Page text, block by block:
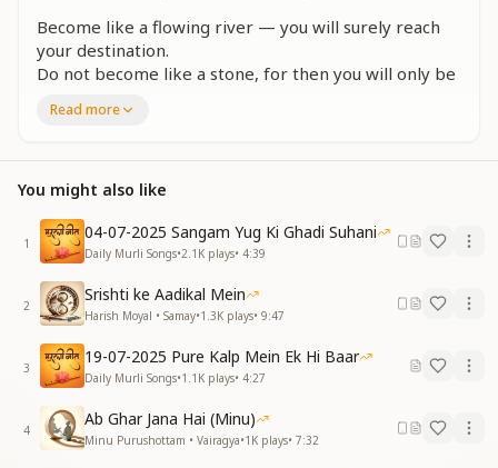
Become like a flowing river — you will surely reach
your destination.
Do not become like a stone, for then you will only be
Become like a river, ever moving, and your goal will
Do not turn into a hardened stone, for you will only
suffer blows along your path.
The one who rose as the sun illuminated the whole
world.
Now little time remains — do not delay, my brother.
Now little time remains — do not delay, my brother.
कुछ परोपकार जरूरी है हर नेक सयाने का कहना
जग एक मुसाफिर खाना है ना मैं रहना ना तू रहना
कुछ परोपकार जरूरी है हर नेक सयाने का कहना
जग एक मुसाफिर खाना है ना मैं रहना ना तू रहना
कोई माने या न माने लेकिन ये जीवन की सच्चाई
ये जीवन की सच्चाई
अब वक्त बचा है थोड़ा अब देर न कर मेरे भाई
Read more
You might also like
1
04-07-2025 Sangam Yug Ki Ghadi Suhani
Daily Murli Songs•2.1K plays• 4:39
2
Srishti ke Aadikal Mein
Harish Moyal • Samay•1.3K plays• 9:47
3
19-07-2025 Pure Kalp Mein Ek Hi Baar
Daily Murli Songs•1.1K plays• 4:27
4
Ab Ghar Jana Hai (Minu)
Minu Purushottam • Vairagya•1K plays• 7:32